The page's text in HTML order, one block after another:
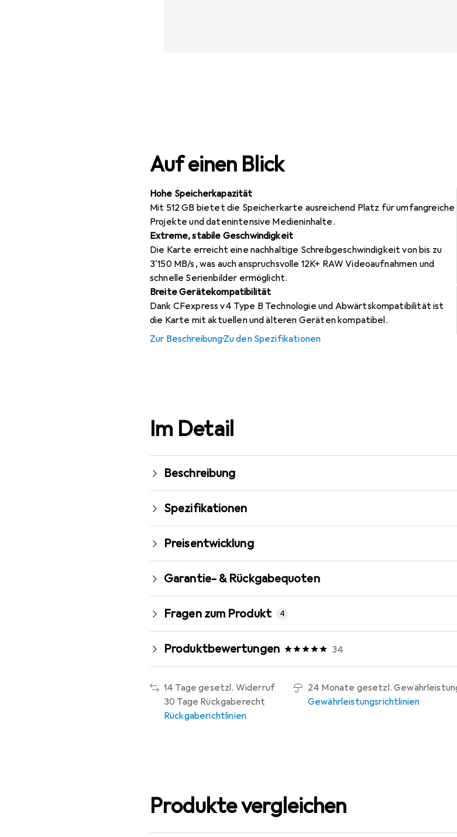
Auf einen Blick
Hohe Speicherkapazität
Mit 512 GB bietet die Speicherkarte ausreichend Platz für umfangreiche
Projekte und datenintensive Medieninhalte.
Extreme, stabile Geschwindigkeit
Die Karte erreicht eine nachhaltige Schreibgeschwindigkeit von bis zu
3'150 MB/s, was auch anspruchsvolle 12K+ RAW Videoaufnahmen und
schnelle Serienbilder ermöglicht.
Breite Gerätekompatibilität
Dank CFexpress v4 Type B Technologie und Abwärtskompatibilität ist
die Karte mit aktuellen und älteren Geräten kompatibel.
Zur Beschreibung·Zu den Spezifikationen
Im Detail
Beschreibung
Spezifikationen
Preisentwicklung
Garantie- & Rückgabequoten
Fragen zum Produkt 4
Produktbewertungen 34
14 Tage gesetzl. Widerruf
30 Tage Rückgaberecht
Rückgaberichtlinien
24 Monate gesetzl.
Gewährleistungsrichtlinien
Produkte vergleichen